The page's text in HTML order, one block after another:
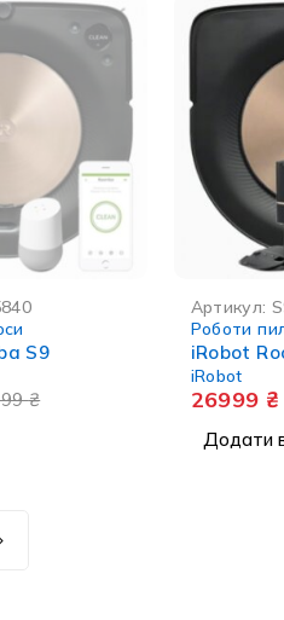
S9
₴
Артикул:
Роботи
iRobot
iRobot
26999 ₴
Додати